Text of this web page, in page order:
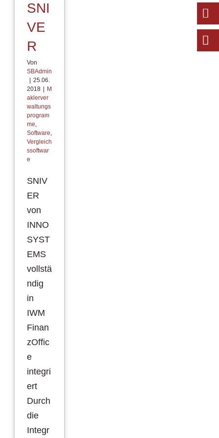
SNI
VE
R
Von
SBAdmin
| 25.06.
2018 | M
aklerver
waltungs
program
me
Software
Vergleich
ssoftwar
e
SNIV
ER
von
INNO
SYST
EMS
vollstä
ndig
in
IWM
Finan
zOffic
e
integri
ert
Durch
die
Integr